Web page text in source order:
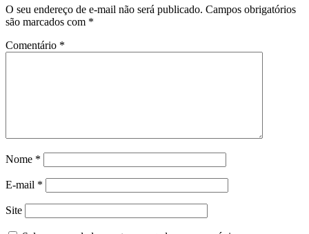
O seu endereço de e-mail não será publicado. Campos obrigatórios
são marcados com *
Comentário *
Nome *
E-mail *
Site